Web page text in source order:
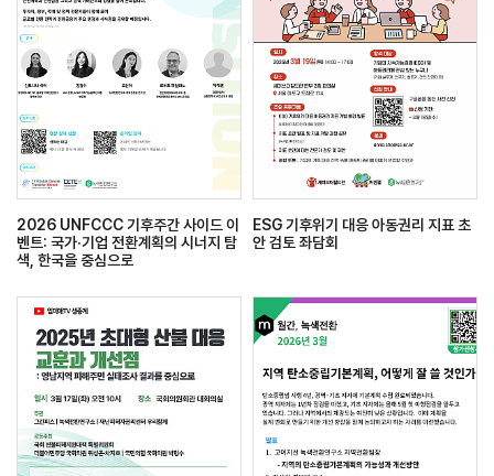
2026 UNFCCC 기후주간 사이드 이
벤트: 국가·기업 전환계획의 시너지 탐
색, 한국을 중심으로
ESG 기후위기 대응 아동권리 지표 초
안 검토 좌담회